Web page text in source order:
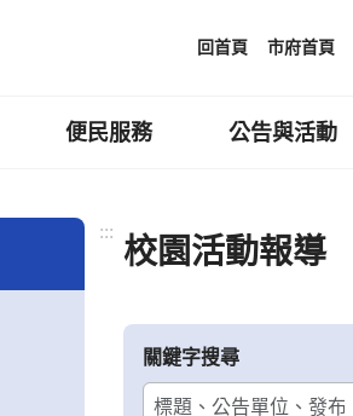
回首頁 市府首頁
便民服務 公告與活動
:::
校園活動報導
關鍵字搜尋